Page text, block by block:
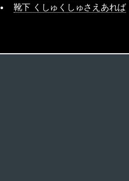
靴下 くしゅくしゅさえあれば